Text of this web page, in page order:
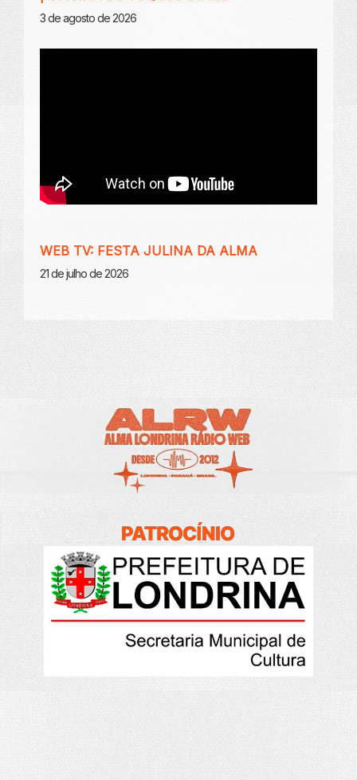
3 de agosto de 2026
WEB TV: FESTA JULINA DA ALMA
21 de julho de 2026